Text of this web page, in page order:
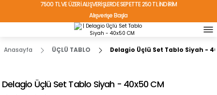
7500 TL VE ÜZERİ ALIŞVERİŞLERDE SEPETTE 250 TL İNDİRİM
Alışverişe Başla
TÜRKİYE'NİN HER YERİNE ÜCRETSİZ KARGO!
Anasayfa ÜÇLÜ TABLO Delagio Üçlü Set Tablo Siyah -
Delagio Üçlü Set Tablo Siyah - 40x50 CM